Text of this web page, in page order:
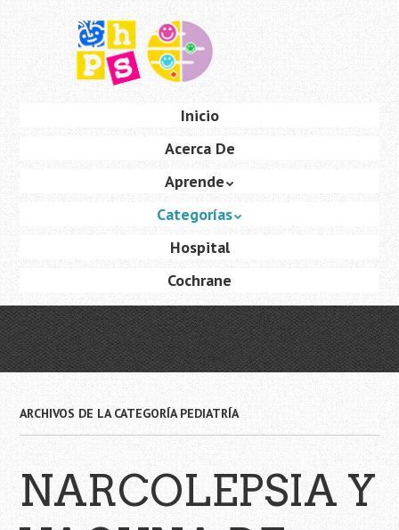
principal
Inicio
Acerca De
Aprende
Categorías
Hospital
Cochrane
ARCHIVOS DE LA CATEGORÍAPEDIATRÍA
NARCOLEPSIA Y